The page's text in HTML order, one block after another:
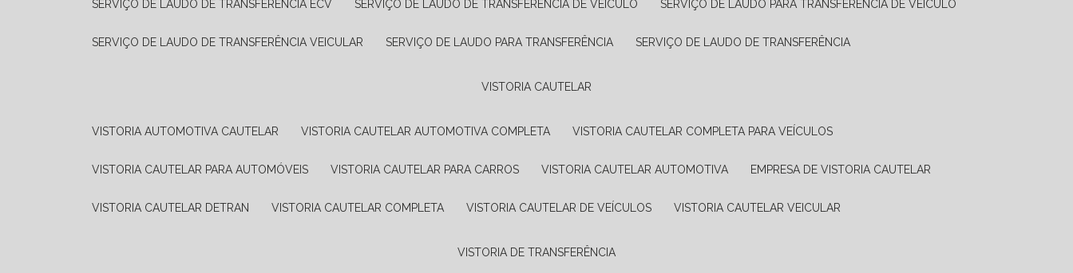
SERVIÇO DE LAUDO DE TRANSFERÊNCIA ECV SERVIÇO DE LAUDO DE TRANSFERÊNCIA DE VEÍCULO SERVIÇO DE LAUDO PARA TRANSFERÊNCIA DE VEICULO
SERVIÇO DE LAUDO DE TRANSFERÊNCIA VEICULAR SERVIÇO DE LAUDO PARA TRANSFERÊNCIA SERVIÇO DE LAUDO DE TRANSFERÊNCIA
VISTORIA CAUTELAR
VISTORIA AUTOMOTIVA CAUTELAR VISTORIA CAUTELAR AUTOMOTIVA COMPLETA VISTORIA CAUTELAR COMPLETA PARA VEÍCULOS
VISTORIA CAUTELAR PARA AUTOMÓVEIS VISTORIA CAUTELAR PARA CARROS VISTORIA CAUTELAR AUTOMOTIVA EMPRESA DE VISTORIA CAUTELAR
VISTORIA CAUTELAR DETRAN VISTORIA CAUTELAR COMPLETA VISTORIA CAUTELAR DE VEÍCULOS VISTORIA CAUTELAR VEICULAR
VISTORIA DE TRANSFERÊNCIA